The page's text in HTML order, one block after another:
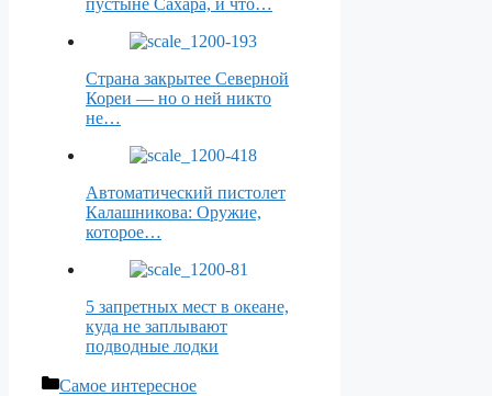
Страна закрытее Северной
Кореи — но о ней никто
не…
Автоматический пистолет
Калашникова: Оружие,
которое…
5 запретных мест в океане,
куда не заплывают
подводные лодки
Рубрики
Самое интересное